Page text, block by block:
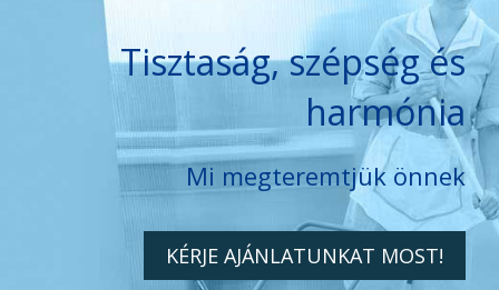
REFERENCIÁK
TAKARÍTÁSI SZOLGÁLTATÁSAINK
KAPCSOLAT
KERESÉS
Tisztaság, szépség és
harmónia
Mi megteremtjük önnek
KÉRJE AJÁNLATUNKAT MOST!